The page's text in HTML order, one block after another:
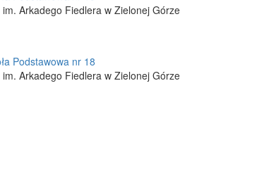
im. Arkadego Fiedlera w Zielonej Górze
im. Arkadego Fiedlera w Zielonej Górze